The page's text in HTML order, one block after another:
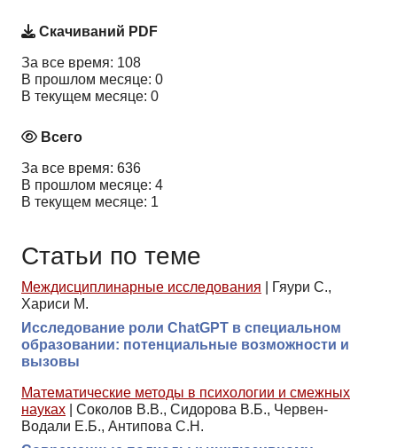
Скачиваний PDF
За все время: 108
В прошлом месяце: 0
В текущем месяце: 0
Всего
За все время: 636
В прошлом месяце: 4
В текущем месяце: 1
Статьи по теме
Междисциплинарные исследования
Гяури С.,
Хариси М.
Исследование роли ChatGPT в специальном
образовании: потенциальные возможности и
вызовы
Математические методы в психологии и смежных
науках
Соколов В.В., Сидорова В.Б., Червен-
Водали Е.Б., Антипова С.Н.